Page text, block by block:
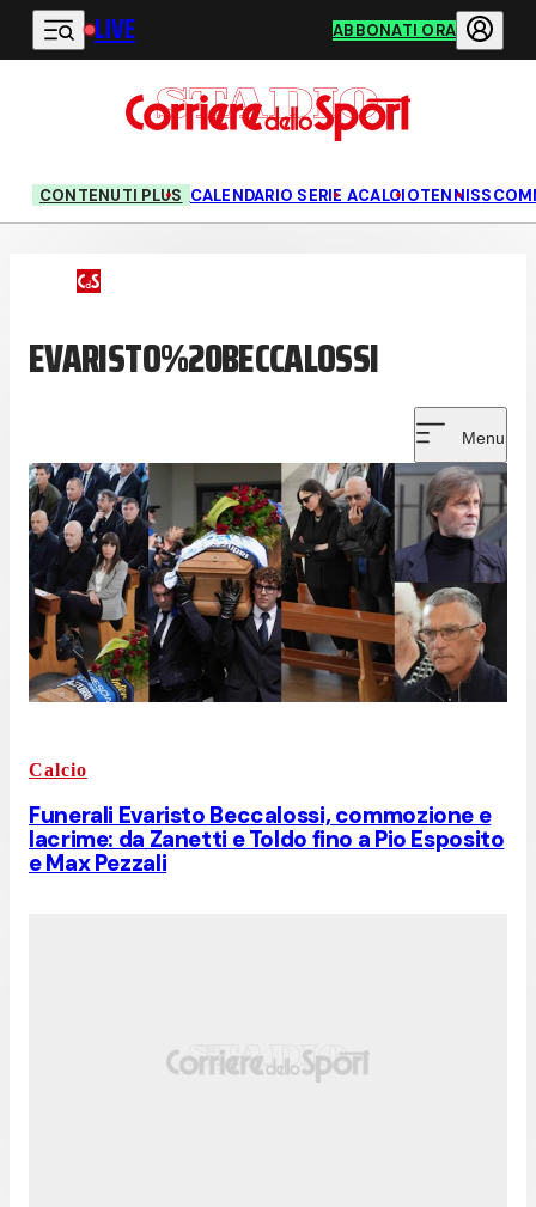
Vai al contenuto principale
LIVE ABBONATI ORA
CONTENUTI PLUS CALENDARIO SERIE ACALCIOTENNIS
EVARISTO%20BECCALOSSI
Menu
Calcio
Funerali Evaristo Beccalossi, commozione e
lacrime: da Zanetti e Toldo fino a Pio Esposito
e Max Pezzali